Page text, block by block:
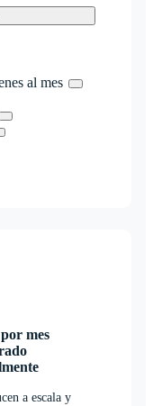
al mes
mes
a escala y